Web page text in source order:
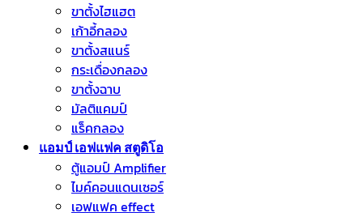
ขาตั้งไฮแฮต
เก้าอี้กลอง
ขาตั้งสแนร์
กระเดื่องกลอง
ขาตั้งฉาบ
มัลติแคมป์
แร็คกลอง
แอมป์ เอฟแฟค สตูดิโอ
ตู้แอมป์ Amplifier
ไมค์คอนแดนเซอร์
เอฟแฟค effect